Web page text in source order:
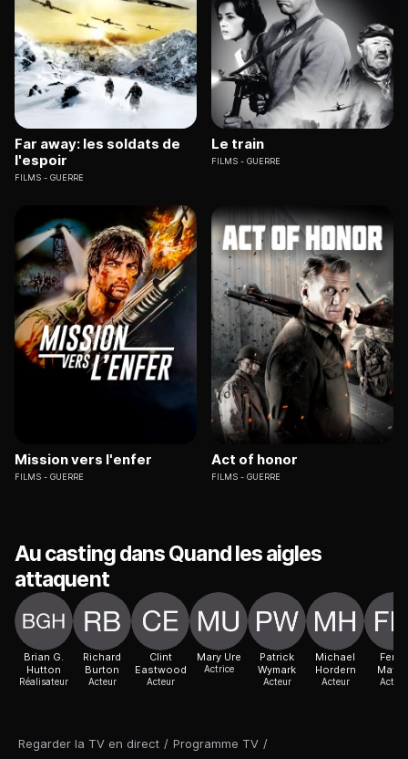
Regarder la TV en direct / Programme TV /
Far away: les soldats de
l'espoir
FILMS GUERRE
Le train
FILMS GUERRE
Mission vers l'enfer
FILMS GUERRE
Act of honor
FILMS GUERRE
Au casting dans Quand les aigles
attaquent
Brian G.
Hutton
Réalisateur
Richard
Burton
Acteur
Clint
Eastwood
Acteur
Mary Ure
Actrice
Patrick
Wymark
Acteur
Michael
Hordern
Acteur
Ferdy
Acteur